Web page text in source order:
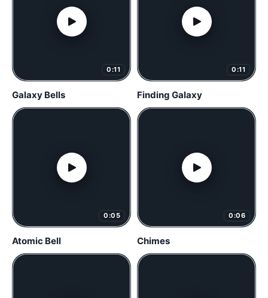
0:11
Galaxy Bells
0:11
Finding Galaxy
0:05
Atomic Bell
0:06
Chimes